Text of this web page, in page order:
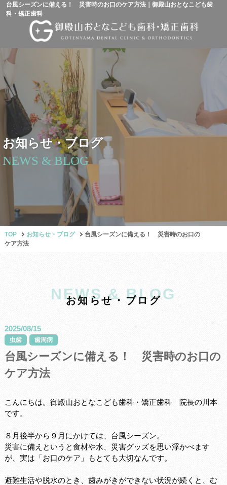
台風シーズンに備える！ 災害時のお口のケア方法｜御殿山おとなこども歯
科・矯正歯科
お知らせ・ブログ
NEWS & BLOG
TOP お知らせ・ブログ
台風シーズンに備える！ 災害時のお口の
ケア方法
NEWS & BLOG
お知 らせ・ ブ ログ
2025/08/15
虫歯 歯周病
台風シーズンに備える！ 災害時のお口の
ケア方法
こんにちは。御殿山おとなこども歯科・矯正歯科 院長の川本
です。
８月後半から９月にかけては、台風シーズン。
災害に備えというと食材や水、災害グッズを思い浮かべます
が、実は「お口のケア」もとても大切なんです。
避難生活や脱水のとき、歯みがきができない状況が続くと、む